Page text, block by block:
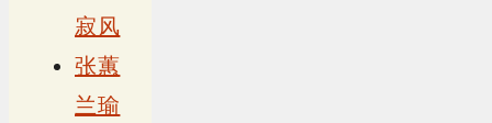
寂风
张蕙
兰瑜